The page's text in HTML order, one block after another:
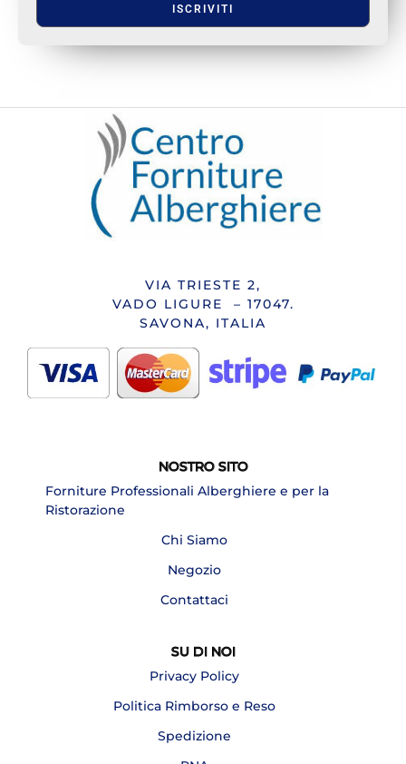
ISCRIVITI
VIA TRIESTE 2,
VADO LIGURE – 17047.
SAVONA, ITALIA
NOSTRO SITO
Forniture Professionali Alberghiere e per la
Ristorazione
Chi Siamo
Negozio
Contattaci
SU DI NOI
Privacy Policy
Politica Rimborso e Reso
Spedizione